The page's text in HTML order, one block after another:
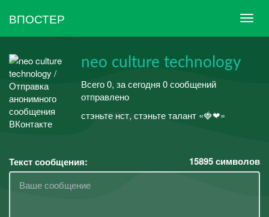
ВПОСТЕР
neo culture technology
Всего 0, за сегодня 0 сообщений
отправлено
стэньте нст, стэньте талант «🍓❤»
Текст сообщения: 15895символов